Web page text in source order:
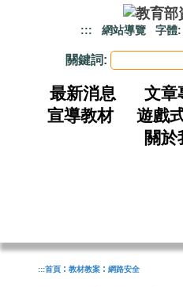
::: 網站導覽 字體:
關鍵詞:
最新消息 文章
宣導教材
遊戲
關於
:::首頁 : 教材教案 : 網路安全